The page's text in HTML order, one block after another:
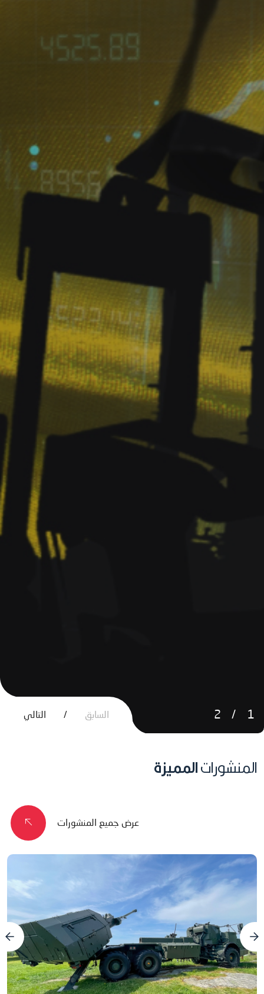
السابق / التالي 1
2
المنشورات
عرض جميع المنشورات